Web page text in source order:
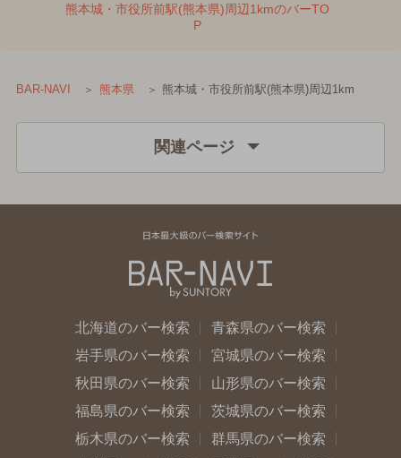
熊本城・市役所前駅(熊本県)周辺1kmのバーTO
P
BAR-NAVI 熊本県 熊本城・市役所前駅(熊本県)周辺1km
関連ページ
北海道のバー検索
青森県のバー検索
岩手県のバー検索
宮城県のバー検索
秋田県のバー検索
山形県のバー検索
福島県のバー検索
茨城県のバー検索
栃木県のバー検索
群馬県のバー検索